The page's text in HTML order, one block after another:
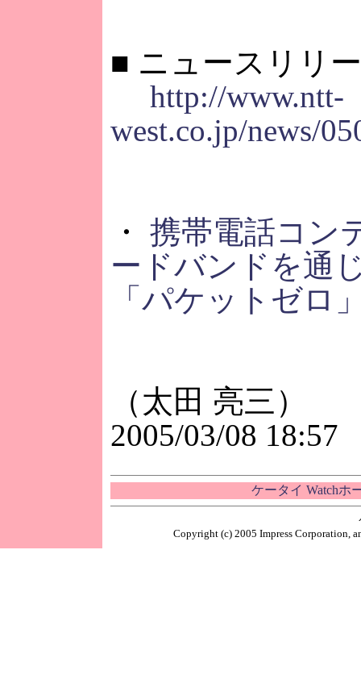
■ ニュースリリ
http://www.ntt-
west.co.jp/news/
・ 携帯電話コン
ードバンドを通
「パケットゼロ
（太田 亮三）
2005/03/08 18:57
ケータイ Watchホ
Copyright (c) 2005 Impress Corporation,